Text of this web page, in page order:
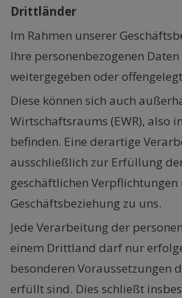
Drittländer
Im Rahmen unserer
Ihre personenbezogenen
weitergegeben oder
Diese können sich auch
Wirtschaftsraums (EWR), also
befinden. Eine derartige
ausschließlich zur Erfüllung
geschäftlichen
Geschäftsbeziehung zu uns.
Jede Verarbeitung der
einem Drittland darf nur
besonderen Voraussetzungen
erfüllt sind. Dies schließt